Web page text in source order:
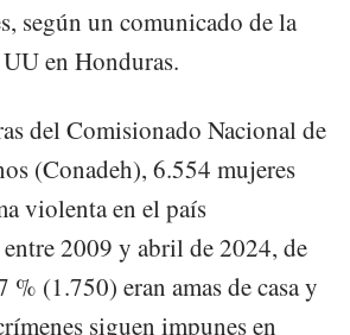
según un comunicado de la
en Honduras.
del Comisionado Nacional de
(Conadeh), 6.554 mujeres
violenta en el país
2009 y abril de 2024, de
% (1.750) eran amas de casa y
siguen impunes en